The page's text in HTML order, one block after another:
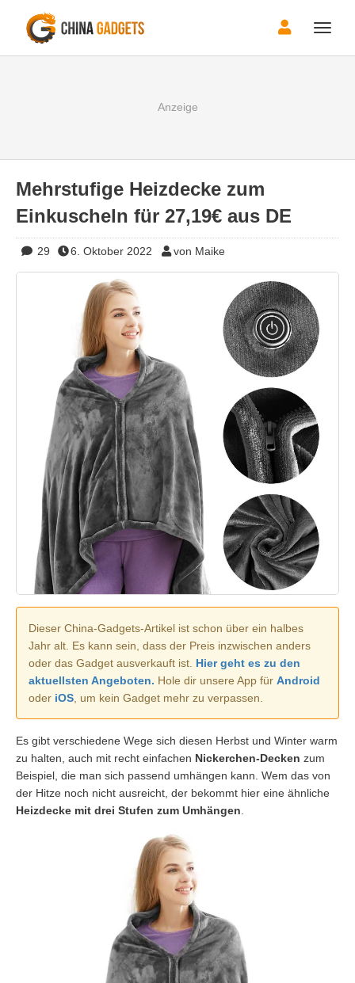
Toggle
Mehrstufige Heizdecke zum
Einkuscheln für 27,19€ aus DE
29 6. Oktober 2022 von Maike
Dieser China-Gadgets-Artikel ist schon über ein halbes
Jahr alt. Es kann sein, dass der Preis inzwischen anders
oder das Gadget ausverkauft ist. Hier geht es zu den
aktuellsten Angeboten. Hole dir unsere App für Android
oder iOS , um kein Gadget mehr zu verpassen.
Es gibt verschiedene Wege sich diesen Herbst und Winter warm
zu halten, auch mit recht einfachen Nickerchen-Decken zum
Beispiel, die man sich passend umhängen kann. Wem das von
der Hitze noch nicht ausreicht, der bekommt hier eine ähnliche
Heizdecke mit drei Stufen zum Umhängen